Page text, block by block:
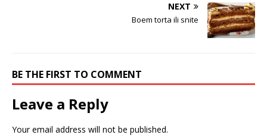
NEXT
Boem torta ili snite
BE THE FIRST TO COMMENT
Leave a Reply
Your email address will not be published.